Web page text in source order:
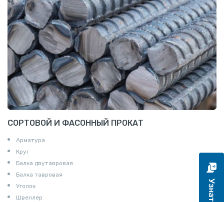
СОРТОВОЙ И ФАСОННЫЙ ПРОКАТ
Арматура
Круг
Балка двутавровая
Балка тавровая
Уголок
Швеллер